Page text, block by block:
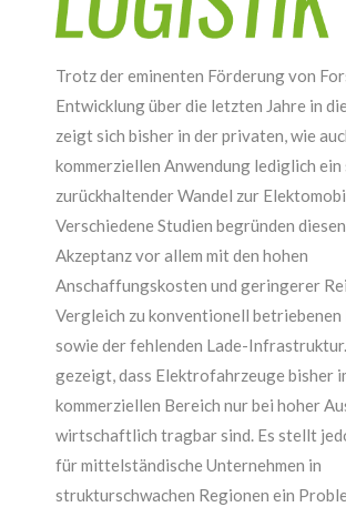
Trotz der eminenten Förderung von
Entwicklung über die letzten Jahre in
zeigt sich bisher in der privaten, wie
kommerziellen Anwendung lediglich ein
zurückhaltender Wandel zur
Verschiedene Studien begründen
Akzeptanz vor allem mit den hohen
Anschaffungskosten und geringerer
Vergleich zu konventionell betriebenen
sowie der fehlenden Lade-
gezeigt, dass Elektrofahrzeuge bisher
kommerziellen Bereich nur bei hoher
wirtschaftlich tragbar sind. Es stellt
für mittelständische Unternehmen in
strukturschwachen Regionen ein